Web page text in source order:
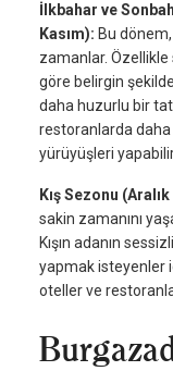
İlkbahar ve
Kasım): Bu
zamanlar. Özellikle
göre belirgin
daha huzurlu bir
restoranlarda
yürüyüşleri
Kış Sezonu
sakin zamanını
Kışın adanın
yapmak isteyenler
oteller ve